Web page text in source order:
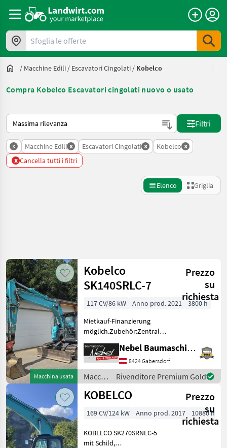
Sfoglia le offerte
/ Macchine Edili / Escavatori Cingolati / Kobelco
Compra Kobelco Escavatori cingolati nuovo o usato
Ecco come viene ordinato su Landwirt.com
Filtri
x Macchine Edili x Escavatori Cingolati x Kobelco x
x Cancella tutti i filtri
Elenco Griglia
ricerca
Categoria 4 Paese Filtri
Macchine
edili
Macchine
Escavatori
Kobelco
SCEGLI
CATEGORIA
Reimposta
Mostra
37
risultati
Macchina usata
Kobelco
SK140SRLC-7
Prezzo
su
richiesta
117 CV/86 kW Anno prod. 2021
3800 h
Mietkauf-Finanzierung
möglich.Zubehör:Zentralschmierung,
600mm 1000mm
1Böschungslöffel 2000mm.
Macchine edili Escavatori
cingolati
Nebel Baumaschinen
8424 Gabersdorf
Macchine
edili /
Kobelco
Rivenditore Premium Gold
KOBELCO
Prezzo
su
richiesta
169 CV/124 kW Anno prod. 2017 10880 h
KOBELCO SK270SRNLC-5
mit Schild,